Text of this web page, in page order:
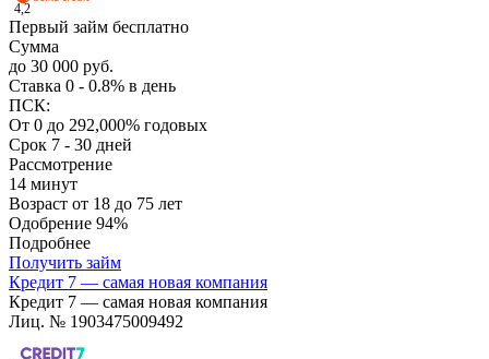
4,2
Первый займ бесплатно
Сумма
до 30 000 руб.
Ставка 0 - 0.8% в день
ПСК:
От 0 до 292,000% годовых
Срок 7 - 30 дней
Рассмотрение
14 минут
Возраст от 18 до 75 лет
Одобрение 94%
Подробнее
Получить займ
Кредит 7 — самая новая компания
Кредит 7 — самая новая компания
Лиц. № 1903475009492